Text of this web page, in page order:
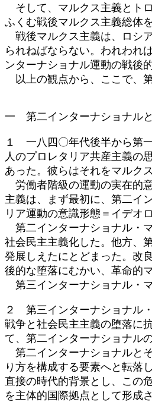
そして、マルクス主義とト
ふくむ戦後マルクス主義総体
戦後マルクス主義は、ロシ
られねばならない。われわれ
ンターナショナル運動の戦後
以上の観点から、ここで、
一 第二インターナショナル
１ 一八四〇年代後半から第
人のプロレタリア共産主義の
あった。彼らはそれをマルク
労働者階級の運動の実在的
主義は、まず最初に、第二イ
リア運動の意識形態＝イデオ
第二インターナショナル・
社会民主主義化した。他方、
発展しえたにとどまった。改
後的な堕落にむかい、革命的
第三インターナショナル・
２ 第三インターナショナル
戦争と社会民主主義の堕落に
て、第二インターナショナル
第二インターナショナルと
り方を構成する要素へと転落
直接の時代的背景とし、この
を主体的国際拠点として形成さ